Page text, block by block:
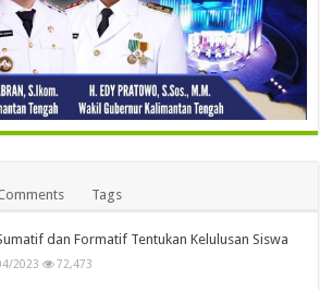
Tags
dan Formatif Tentukan Kelulusan Siswa
2023 72,473